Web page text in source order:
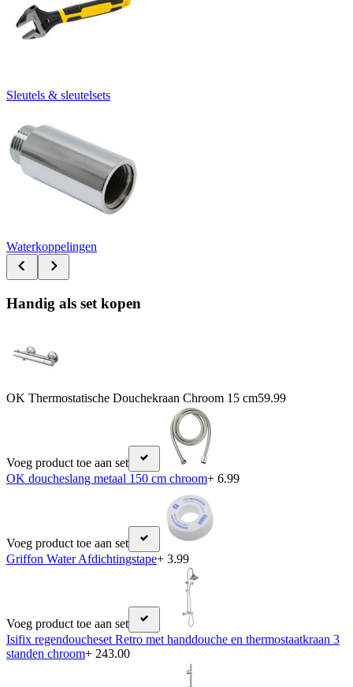
Sleutels & sleutelsets
Waterkoppelingen
Handig als set kopen
OK Thermostatische Douchekraan Chroom 15 cm59.99
Voeg product toe aan set
OK doucheslang metaal 150 cm chroom+ 6.99
Voeg product toe aan set
Griffon Water Afdichtingstape+ 3.99
Voeg product toe aan set
Isifix regendoucheset Retro met handdouche en thermostaatkraan 3
standen chroom+ 243.00